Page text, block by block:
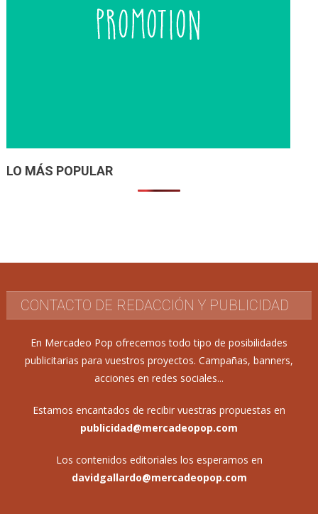
LO MÁS POPULAR
CONTACTO DE REDACCIÓN Y PUBLICIDAD
En Mercadeo Pop ofrecemos todo tipo de posibilidades
publicitarias para vuestros proyectos. Campañas, banners,
acciones en redes sociales...
Estamos encantados de recibir vuestras propuestas en
publicidad@mercadeopop.com
Los contenidos editoriales los esperamos en
davidgallardo@mercadeopop.com